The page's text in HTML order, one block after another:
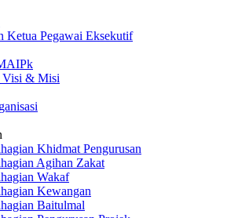
Ketua Pegawai Eksekutif
& Misi
Khidmat Pengurusan
Agihan Zakat
Wakaf
Kewangan
Baitulmal